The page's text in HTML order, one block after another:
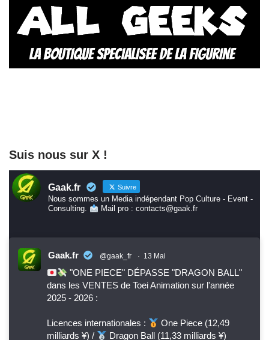
Suis nous sur X !
Gaak.fr Suivre
Nous sommes un Media indépendant Pop Culture - Event -
Consulting.
Mail pro : contacts@gaak.fr
Gaak.fr @gaak_fr · 13 Mai
"ONE PIECE" DÉPASSE "DRAGON BALL"
dans les VENTES de Toei Animation sur l'année
2025 - 2026 :
Licences internationales :
One Piece (12,49
milliards ¥) /
Dragon Ball (11,33 milliards ¥)